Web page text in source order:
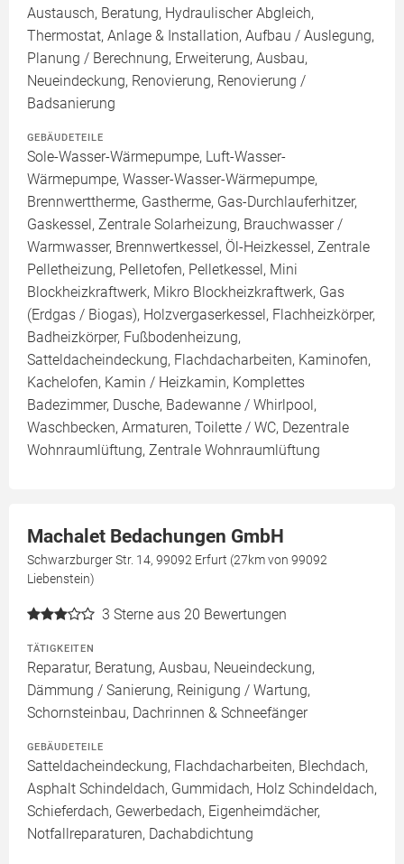
Austausch, Beratung, Hydraulischer Abgleich,
Thermostat, Anlage & Installation, Aufbau / Auslegung,
Planung / Berechnung, Erweiterung, Ausbau,
Neueindeckung, Renovierung, Renovierung /
Badsanierung
GEBÄUDETEILE
Sole-Wasser-Wärmepumpe, Luft-Wasser-
Wärmepumpe, Wasser-Wasser-Wärmepumpe,
Brennwerttherme, Gastherme, Gas-Durchlauferhitzer,
Gaskessel, Zentrale Solarheizung, Brauchwasser /
Warmwasser, Brennwertkessel, Öl-Heizkessel, Zentrale
Pelletheizung, Pelletofen, Pelletkessel, Mini
Blockheizkraftwerk, Mikro Blockheizkraftwerk, Gas
(Erdgas / Biogas), Holzvergaserkessel, Flachheizkörper,
Badheizkörper, Fußbodenheizung,
Satteldacheindeckung, Flachdacharbeiten, Kaminofen,
Kachelofen, Kamin / Heizkamin, Komplettes
Badezimmer, Dusche, Badewanne / Whirlpool,
Waschbecken, Armaturen, Toilette / WC, Dezentrale
Wohnraumlüftung, Zentrale Wohnraumlüftung
Machalet Bedachungen GmbH
Schwarzburger Str. 14, 99092 Erfurt (27km von 99092
Liebenstein)
3 Sterne aus 20 Bewertungen
TÄTIGKEITEN
Reparatur, Beratung, Ausbau, Neueindeckung,
Dämmung / Sanierung, Reinigung / Wartung,
Schornsteinbau, Dachrinnen & Schneefänger
GEBÄUDETEILE
Satteldacheindeckung, Flachdacharbeiten, Blechdach,
Asphalt Schindeldach, Gummidach, Holz Schindeldach,
Schieferdach, Gewerbedach, Eigenheimdächer,
Notfallreparaturen, Dachabdichtung